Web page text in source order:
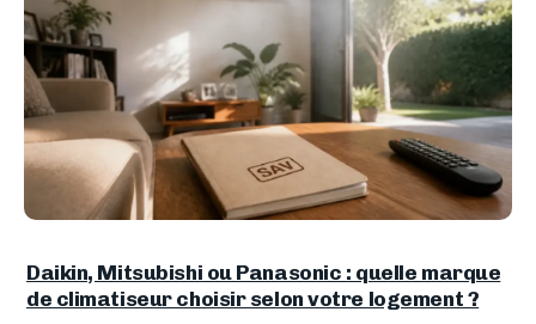
Daikin, Mitsubishi ou Panasonic : quelle marque
de climatiseur choisir selon votre logement ?